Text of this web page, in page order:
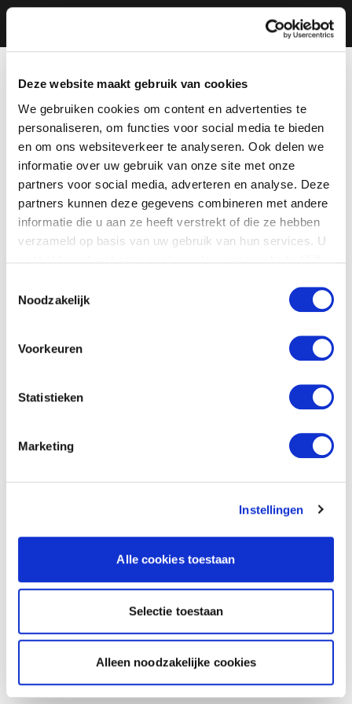
Deze website maakt gebruik van cookies
We gebruiken cookies om content en advertenties te
personaliseren, om functies voor social media te bieden
en om ons websiteverkeer te analyseren. Ook delen we
informatie over uw gebruik van onze site met onze
partners voor social media, adverteren en analyse. Deze
partners kunnen deze gegevens combineren met andere
informatie die u aan ze heeft verstrekt of die ze hebben
verzameld op basis van uw gebruik van hun services. U
Noodzakelijk
Voorkeuren
Statistieken
Marketing
Instellingen
Alle cookies toestaan
Selectie toestaan
Alleen noodzakelijke cookies